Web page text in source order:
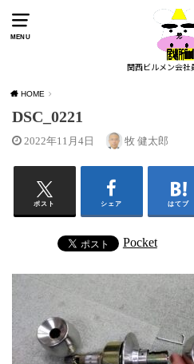
MENU
関西ビルメン会社
HOME
DSC_0221
2022年11月4日 牧 健太郎
ポスト シェア はてブ
Pocket